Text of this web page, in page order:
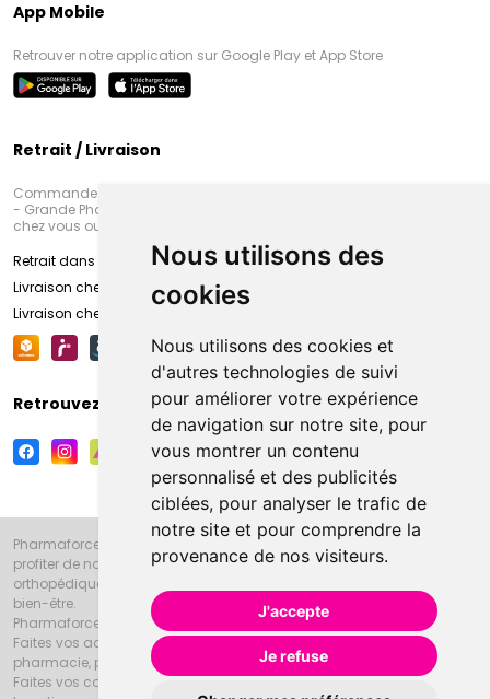
Nous utilisons des
cookies
Nous utilisons des cookies et
d'autres technologies de suivi
pour améliorer votre expérience
de navigation sur notre site, pour
vous montrer un contenu
personnalisé et des publicités
ciblées, pour analyser le trafic de
notre site et pour comprendre la
provenance de nos visiteurs.
J'accepte
Je refuse
App Mobile
Retrouver notre application sur Google Play et App Store
Retrait / Livraison
Commandez en ligne et venez chercher votre commande à Amiens
- Grande Pharmacie d’Amiens (Fachon) ou recevez-là rapidement
chez vous ou en point retrait
Retrait dans la pharmacie d’Amiens
Livraison chez vous
Livraison chez votre commerçant
Retrouvez-nous sur vos réseaux sociaux
Pharmaforce.fr et la Grande Pharmacie d’Amiens vous souhaitent de
profiter de notre accueil, de nos conseils pharmaceutiques,
orthopédiques, homéopathiques, parapharmaceutiques, beauté et
bien-être.
Pharmaforce.fr est le site internet de la Grande Pharmacie d’Amiens.
Faites vos achats en ligne grâce à un choix de 20000 références en
pharmacie, parapharmacie, diététique et animaux (vétérinaire).
Faites vos courses de pharmacie et parapharmacie en ligne et venez